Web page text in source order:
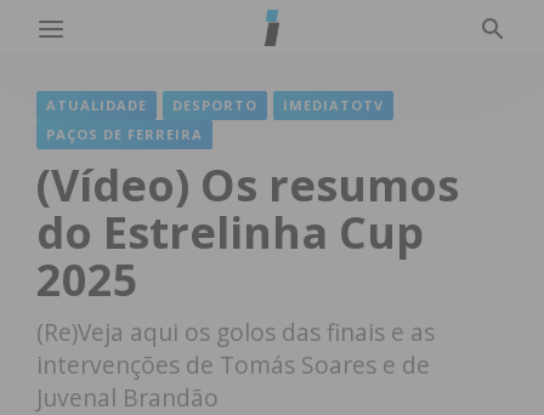
ATUALIDADE DESPORTO
IMEDIATOTV
PAÇOS DE FERREIRA
(Vídeo) Os resumos
do Estrelinha Cup
2025
(Re)Veja aqui os golos das finais e as
intervenções de Tomás Soares e de
Juvenal Brandão